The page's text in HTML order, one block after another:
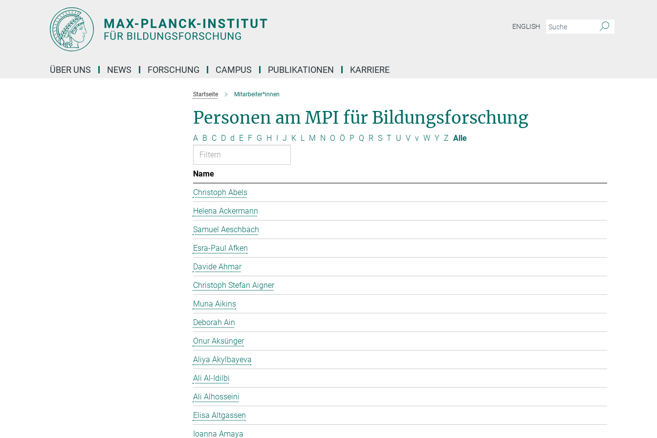
ENGLISH
ÜBER UNS NEWS FORSCHUNG CAMPUS PUBLIKATIONEN KARRIERE
Startseite Mitarbeiter*innen
Personen am MPI für Bildungsforschung
A B C D d E F G H I J K L M N O Ö P Q R S T U V v W Y Z Alle
Name
Christoph Abels
Helena Ackermann
Samuel Aeschbach
Esra-Paul Afken
Davide Ahmar
Christoph Stefan Aigner
Muna Aikins
Deborah Ain
Onur Aksünger
Aliya Akylbayeva
Ali Al-Idilbi
Ali Alhosseini
Elisa Altgassen
Ioanna Amaya